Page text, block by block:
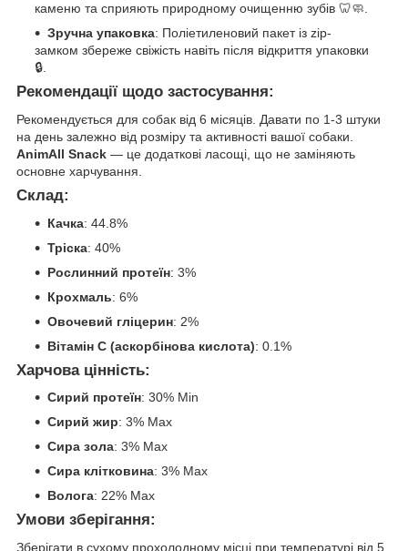
каменю та сприяють природному очищенню зубів 🦷🧼.
Зручна упаковка: Поліетиленовий пакет із zip-
замком збереже свіжість навіть після відкриття упаковки
🔒.
Рекомендації щодо застосування:
Рекомендується для собак від 6 місяців. Давати по 1-3 штуки
на день залежно від розміру та активності вашої собаки.
AnimAll Snack — це додаткові ласощі, що не заміняють
основне харчування.
Склад:
Качка: 44.8%
Тріска: 40%
Рослинний протеїн: 3%
Крохмаль: 6%
Овочевий гліцерин: 2%
Вітамін С (аскорбінова кислота): 0.1%
Харчова цінність:
Сирий протеїн: 30% Min
Сирий жир: 3% Max
Сира зола: 3% Max
Сира клітковина: 3% Max
Волога: 22% Max
Умови зберігання:
Зберігати в сухому прохолодному місці при температурі від 5